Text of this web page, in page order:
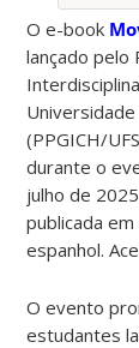
O e-book
lançado pelo
(PPGICH/
durante o
julho de
publicada
espanhol.
O evento
estudantes